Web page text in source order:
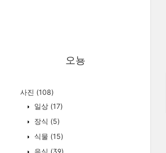
오뇽
사진 (108)
일상 (17)
장식 (5)
식물 (15)
음식 (39)